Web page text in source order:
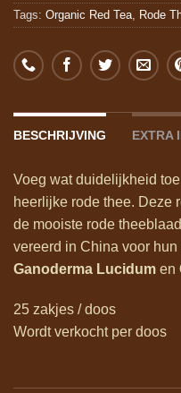
Tags: Organic Red Tea Rode
BESCHRIJVING EXTRA
Voeg wat duidelijkheid
heerlijke rode thee. Deze
de mooiste rode
vereerd in China voor
Ganoderma Lucidum en
25 zakjes / doos
Wordt verkocht per doos